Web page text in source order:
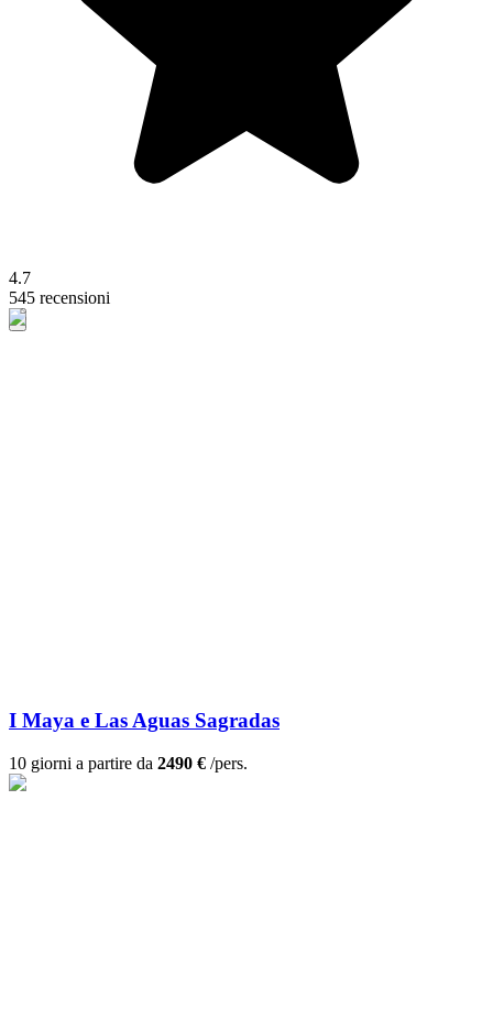
4.7
545 recensioni
I Maya e Las Aguas Sagradas
10 giorni a partire da 2490 € /pers.